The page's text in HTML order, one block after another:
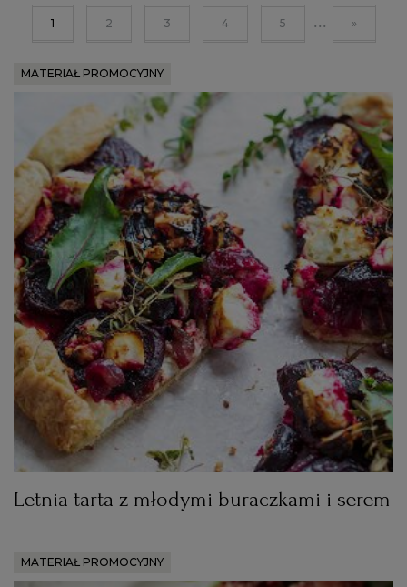
1 2 3 4 5 ... »
MATERIAŁ PROMOCYJNY
Letnia tarta z młodymi buraczkami i serem
MATERIAŁ PROMOCYJNY